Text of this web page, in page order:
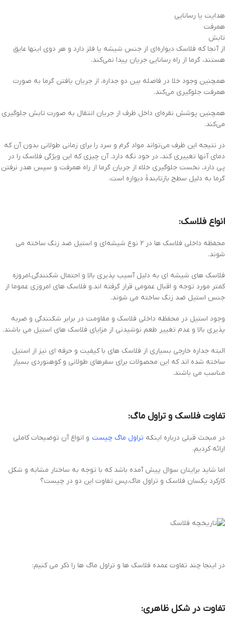
هدایت یا رسانایی
همرفت
تابش
از آنجا که فلاسک دیواره‌ای از جنس شیشه یا فلز دارد و هر دوی اینها عایق
هستند، گرما از راه رسانایی جریان پیدا نمی‌کند.
همچنین وجود خلا در فاصله بین دو جداره، از جریان یافتن گرما به صورت
همرفت جلوگیری می‌کند.
همچنین پوشش نقره‌ای داخل ظرف از جریان انتقال به صورت تابش جلوگیری
می‌کند.
در نتیجه این ظرف می‌تواند مواد گرم و سرد را برای زمانی طولانی بدون آن که
دمای آنها تغییری کند، در خود نگه دارد. آن چیزی که این ویژگی فلاسک را در
پی دارد، نخست جلوگیری خلاء از جریان گرما از راه همرفت و سپس هدر نرفتن
گرما به دلیل سطح بازتابندهٔ دیواره است.
انواع فلاسک:
محفظه داخلی فلاسک ها در 2 نوع شیشه‌ای و استیل ضد زنگ ساخته می
شوند.
فلاسک های شیشه ای به دلیل آسیب پذیری بالا و احتمال شکنندگی،امروزه
کمتر مورد توجه و اقبال عمومی قرار گرفته اند.و فلاسک های امروزی عموما از
جنس استیل ضد زنگ ساخته می شوند.
وجود استیل در محفظه داخلی فلاسک و مقاومت در برابر شکنندگی و ضربه
پذیری بالا و عدم تغییر طعم نوشیدنی از مزایای فلاسک های استیل می باشند.
البته جداره خارجی بسیاری از فلاسک های با کیفیت و حرفه ای نیز از استیل
ساخته شده اند که این محصولات برای سفرهای طولانی و کوهنوردی بسیار
مناسب می باشند.
تفاوت فلاسک و تراول ماگ:
در مبحث قبلی درباره اینکه تراول ماگ چیست و انواع آن توضیحات کاملی
ارائه کردیم.
اما شاید برایتان سوال پیش آمده باشد که با توجه به ساختار مشابه و شکل
کارکرد یکسان فلاسک و تراول ماگ،پس تفاوت این دو در چیست؟
در اینجا چند تفاوت عمده فلاسک ها و تراول ماگ ها را ذکر می کنیم:
تفاوت در شکل ظاهری: